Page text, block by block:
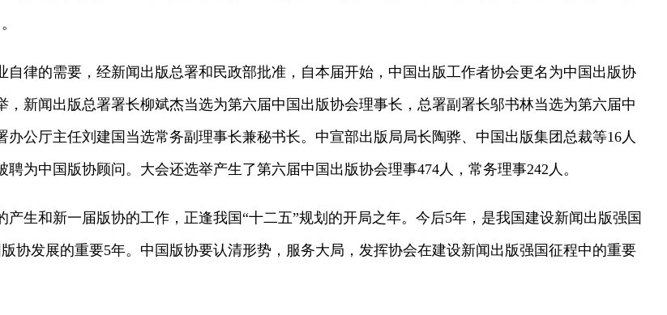
自律的需要，经新闻出版总署和民政部批准，自本届开始，中国出版工作者协会更名为中国出版协
，新闻出版总署署长柳斌杰当选为第六届中国出版协会理事长，总署副署长邬书林当选为第六届中
办公厅主任刘建国当选常务副理事长兼秘书长。中宣部出版局局长陶骅、中国出版集团总裁等16人
为中国版协顾问。大会还选举产生了第六届中国出版协会理事474人，常务理事242人。
产生和新一届版协的工作，正逢我国“十二五”规划的开局之年。今后5年，是我国建设新闻出版强国
协发展的重要5年。中国版协要认清形势，服务大局，发挥协会在建设新闻出版强国征程中的重要